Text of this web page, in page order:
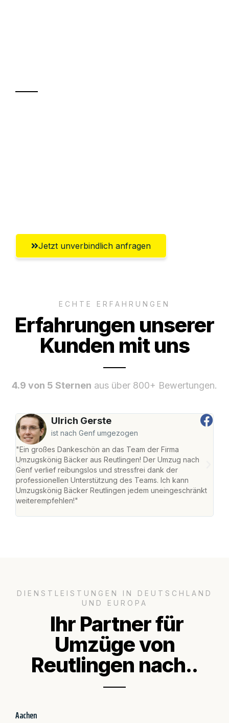
Jetzt unverbindlich anfragen
ECHTE ERFAHRUNGEN
Erfahrungen unserer
Kunden mit uns
4.9 von 5 Sternen aus über 800+ Bewertungen.
Ulrich Gerste
ist nach Genf umgezogen
"Ein großes Dankeschön an das Team der Firma
Umzugskönig Bäcker aus Reutlingen! Der Umzug nach
Genf verlief reibungslos und stressfrei dank der
professionellen Unterstützung des Teams. Ich kann
Umzugskönig Bäcker Reutlingen jedem uneingeschränkt
weiterempfehlen!"
DIENSTLEISTUNGEN IN DEUTSCHLAND
UND EUROPA
Ihr Partner für
Umzüge von
Reutlingen nach..
Aachen